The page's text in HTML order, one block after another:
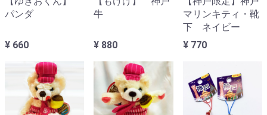
パンダ
¥ 660
牛
¥ 880
マリンキティ・靴
下 ネイビー
¥ 770